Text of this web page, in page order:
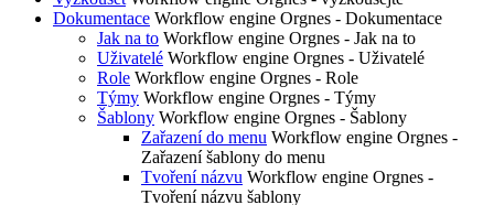
Dokumentace Workflow engine Orgnes - Dokumentace
Jak na to Workflow engine Orgnes - Jak na to
Uživatelé Workflow engine Orgnes - Uživatelé
Role Workflow engine Orgnes - Role
Týmy Workflow engine Orgnes - Týmy
Šablony Workflow engine Orgnes - Šablony
Zařazení do menu Workflow engine Orgnes -
Zařazení šablony do menu
Tvoření názvu Workflow engine Orgnes -
Tvoření názvu šablony